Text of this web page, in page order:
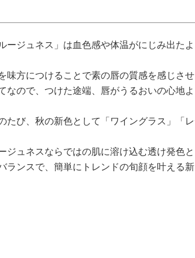
メ
ルージュネス」は血色感や体温がにじみ出た
味方につけることで素の唇の質感を感じさ
なので、つけた途端、唇がうるおいの心地よ
たび、秋の新色として「ワイングラス」「
ジュネスならではの肌に溶け込む透け発色
ランスで、簡単にトレンドの旬顔を叶える新